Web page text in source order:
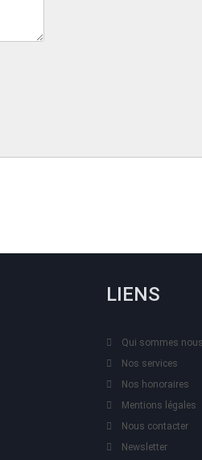
LIENS
Qui sommes
Nos services
Nos honoraires
Mentions légales
Nous contacter
Newsletter